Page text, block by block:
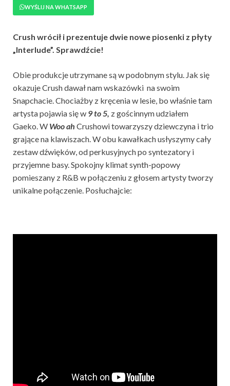
WYŚLIJ NA WHATSAPP
Crush wrócił i prezentuje dwie nowe piosenki z płyty
„Interlude”. Sprawdźcie!
Obie produkcje utrzymane są w podobnym stylu. Jak się
okazuje Crush dawał nam wskazówki na swoim
Snapchacie. Chociażby z kręcenia w lesie, bo właśnie tam
artysta pojawia się w 9 to 5, z gościnnym udziałem
Gaeko. W Woo ah Crushowi towarzyszy dziewczyna i trio
grające na klawiszach. W obu kawałkach usłyszymy cały
zestaw dźwięków, od perkusyjnych po syntezatory i
przyjemne basy. Spokojny klimat synth-popowy
pomieszany z R&B w połączeniu z głosem artysty tworzy
unikalne połączenie. Posłuchajcie: